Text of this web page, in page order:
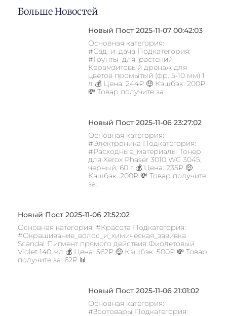
Больше Новостей
Новый Пост 2025-11-07 00:42:03
Основная категория:
#Сад_и_дача Подкатегория:
#Грунты_для_растений
Керамзитовый дренаж для
цветов промытый (фр. 5-10 мм) 1
л 💰 Цена: 244₽ 🤑 Кэшбэк: 200₽
💸 Товар получите за:
Новый Пост 2025-11-06 23:27:02
Основная категория:
#Электроника Подкатегория:
#Расходные_материалы Тонер
для Xerox Phaser 3010 WC 3045,
черный, 60 г 💰 Цена: 235₽ 🤑
Кэшбэк: 200₽ 💸 Товар получите
за:
Новый Пост 2025-11-06 21:52:02
Основная категория: #Красота Подкатегория:
#Окрашивание_волос_и_химическая_завивка
Scandal Пигмент прямого действия Фиолетовый
Violet 140 мл 💰 Цена: 562₽ 🤑 Кэшбэк: 500₽ 💸 Товар
получите за: 62₽ 📊
Новый Пост 2025-11-06 21:01:02
Основная категория:
#Зоотовары Подкатегория: